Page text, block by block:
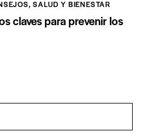
,SALUD Y BIENESTAR
claves para prevenir los